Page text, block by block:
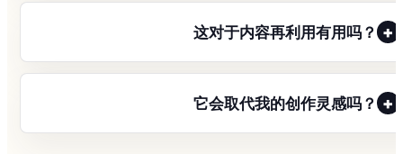
这对于内容再利用有用吗？ +
它会取代我的创作灵感吗？ +